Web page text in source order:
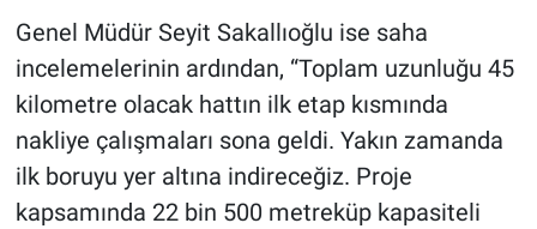
Genel Müdür Seyit Sakallıoğlu ise saha
incelemelerinin ardından, “Toplam uzunluğu 45
kilometre olacak hattın ilk etap kısmında
nakliye çalışmaları sona geldi. Yakın zamanda
ilk boruyu yer altına indireceğiz. Proje
kapsamında 22 bin 500 metreküp kapasiteli